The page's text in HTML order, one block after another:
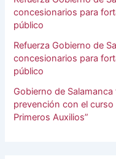
concesionarios para
público
Refuerza Gobierno de
concesionarios para
público
Gobierno de
prevención con el curso
Primeros Auxilios”